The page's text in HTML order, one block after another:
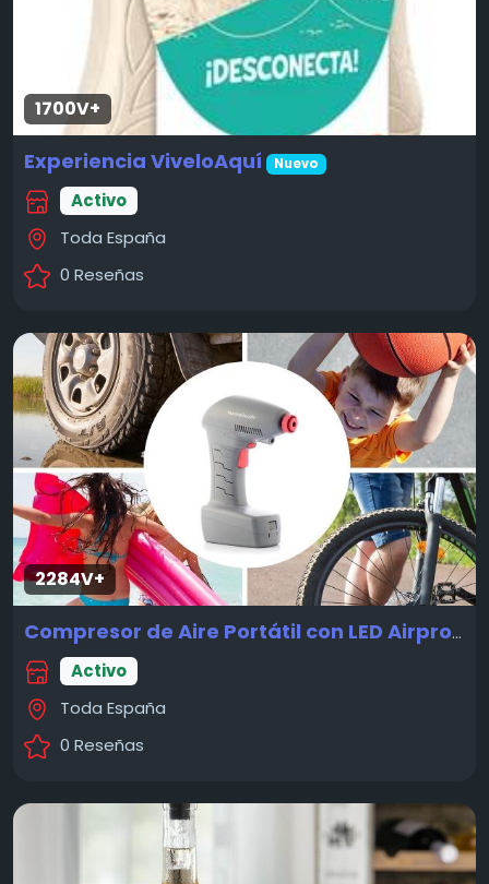
1700V+
Experiencia ViveloAquí Nuevo
Activo
Toda España
0 Reseñas
2284V+
Compresor de Aire Portátil con LED Airpro+ InnovaGoods
Activo
Toda España
0 Reseñas